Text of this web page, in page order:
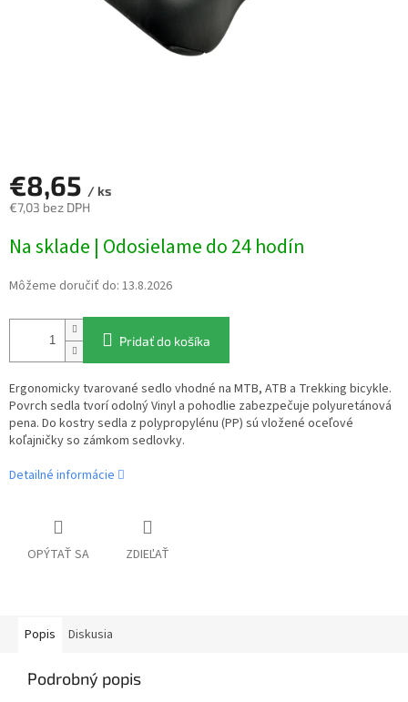
€8,65 / ks
€7,03 bez DPH
cena:
Na sklade | Odosielame do 24 hodín
Môžeme doručiť do: 13.8.2026
Pridať do košíka
Ergonomicky tvarované sedlo vhodné na MTB, ATB a Trekking bicykle.
Povrch sedla tvorí odolný Vinyl a pohodlie zabezpečuje polyuretánová
pena. Do kostry sedla z polypropylénu (PP) sú vložené oceľové
koľajničky so zámkom sedlovky.
Detailné informácie
OPÝTAŤ SA ZDIEĽAŤ
Popis Diskusia
Podrobný popis